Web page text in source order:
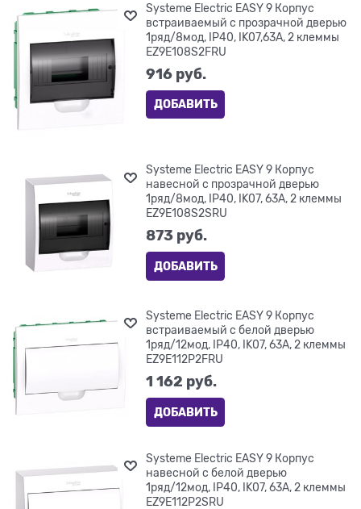
Systeme Electric EASY 9 Корпус
встраиваемый с прозрачной дверью
1ряд/8мод, IP40, IK07,63А, 2 клеммы
EZ9E108S2FRU
916 руб.
ДОБАВИТЬ
Systeme Electric EASY 9 Корпус
навесной с прозрачной дверью
1ряд/8мод, IP40, IK07, 63А, 2 клеммы
EZ9E108S2SRU
873 руб.
ДОБАВИТЬ
Systeme Electric EASY 9 Корпус
встраиваемый с белой дверью
1ряд/12мод, IP40, IK07, 63А, 2 клеммы
EZ9E112P2FRU
1 162 руб.
ДОБАВИТЬ
Systeme Electric EASY 9 Корпус
навесной с белой дверью
1ряд/12мод, IP40, IK07, 63А, 2 клеммы
EZ9E112P2SRU